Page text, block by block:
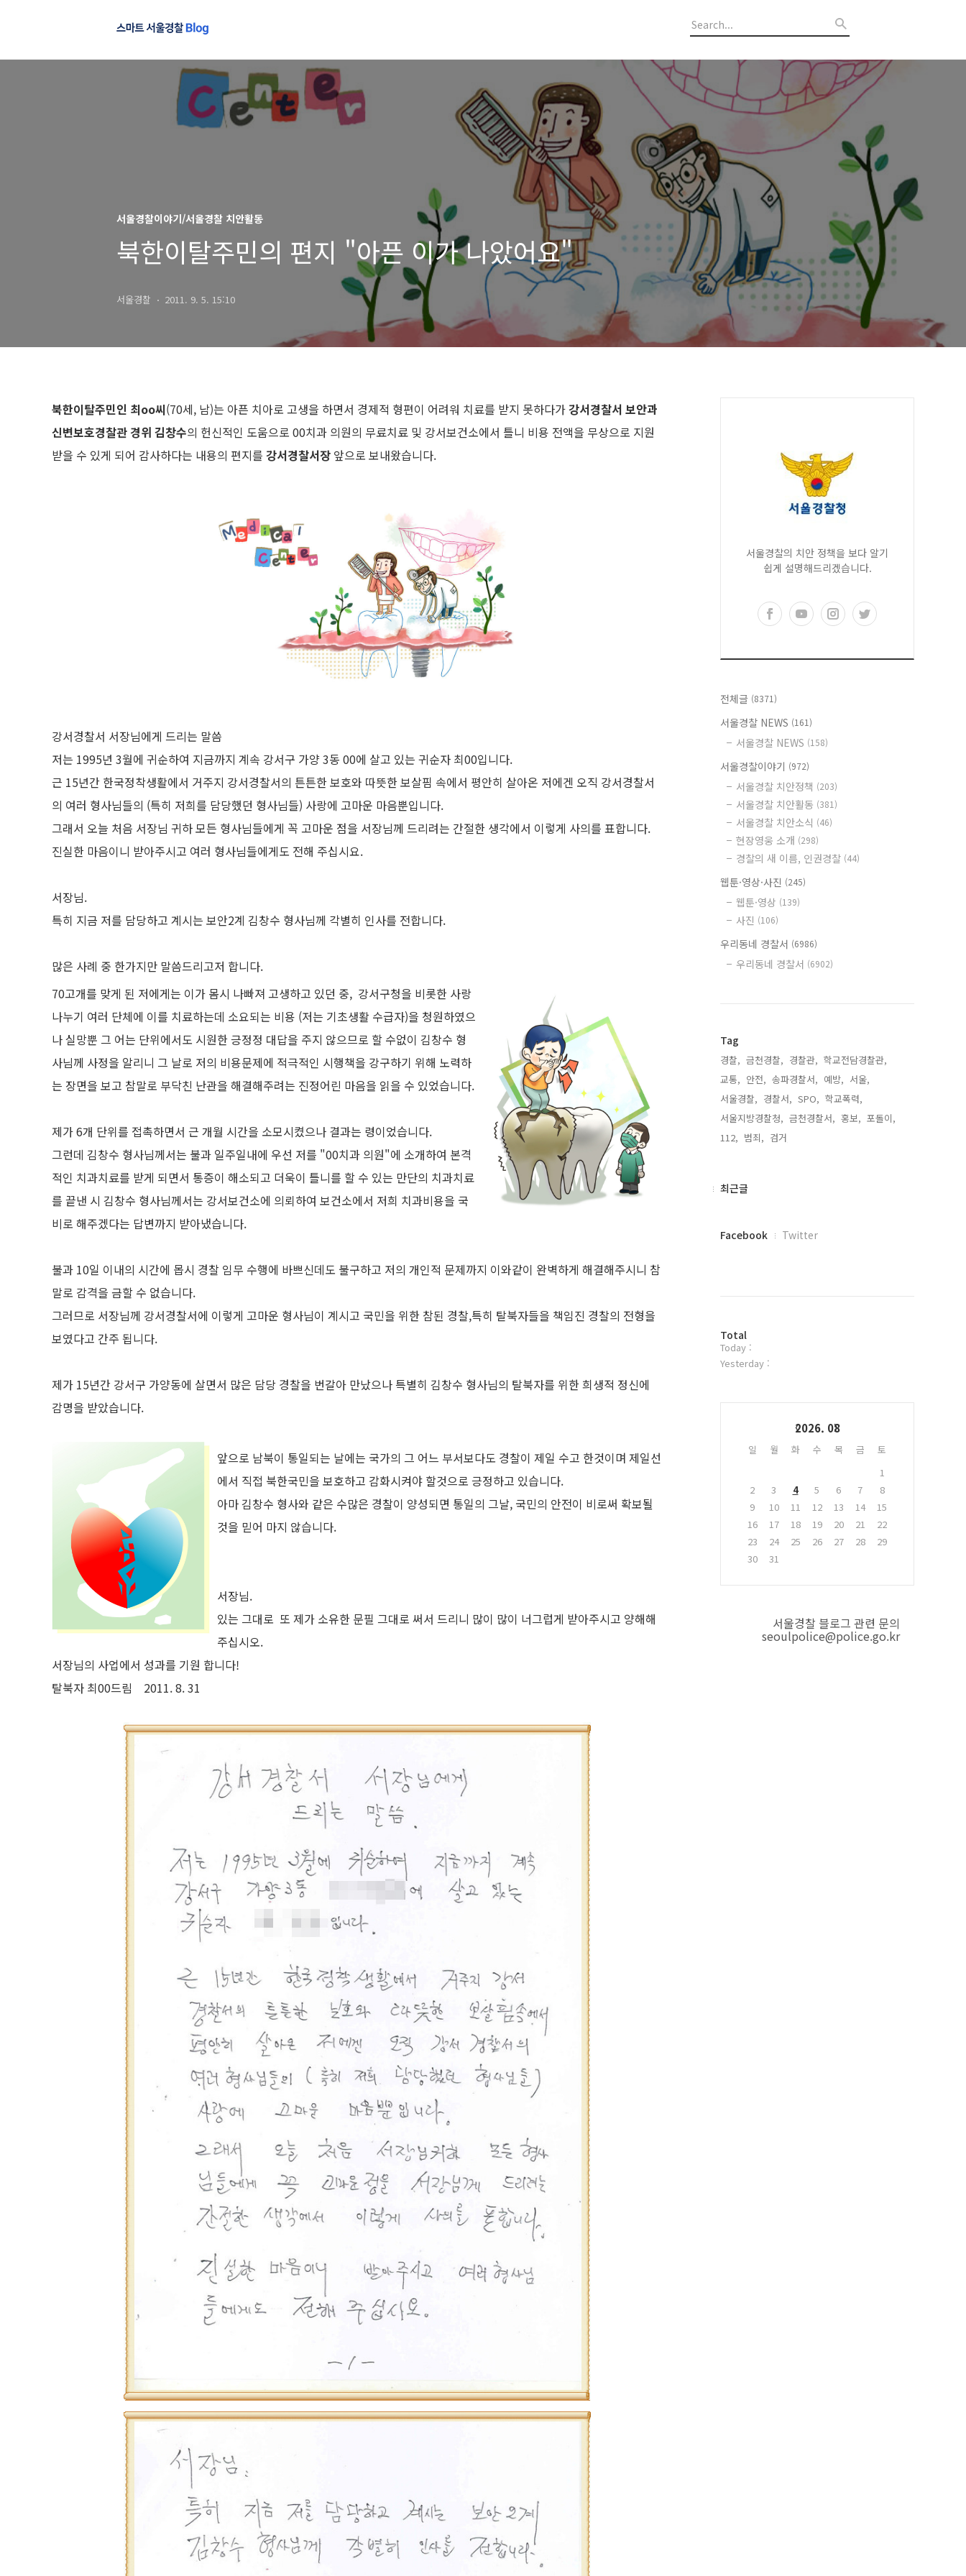
서울경찰이야기/서울경찰 치안활동
북한이탈주민의 편지 "아픈 이가 나았어요"
서울경찰 2011. 9. 5. 15:10
북한이탈주민인 최oo씨(70세, 남)는 아픈 치아로 고생을 하면서 경제적 형편이 어려워 치료를 받지 못하다가 강서경찰서 보안과
신변보호경찰관 경위 김창수의 헌신적인 도움으로 00치과 의원의 무료치료 및 강서보건소에서 틀니 비용 전액을 무상으로 지원
받을 수 있게 되어 감사하다는 내용의 편지를 강서경찰서장 앞으로 보내왔습니다.
강서경찰서 서장님에게 드리는 말씀
저는 1995년 3월에 귀순하여 지금까지 계속 강서구 가양 3동 00에 살고 있는 귀순자 최00입니다.
근 15년간 한국정착생활에서 거주지 강서경찰서의 튼튼한 보호와 따뜻한 보살핌 속에서 평안히 살아온 저에겐 오직 강서경찰서
의 여러 형사님들의 (특히 저희를 담당했던 형사님들) 사랑에 고마운 마음뿐입니다.
그래서 오늘 처음 서장님 귀하 모든 형사님들에게 꼭 고마운 점을 서장님께 드리려는 간절한 생각에서 이렇게 사의를 표합니다.
진실한 마음이니 받아주시고 여러 형사님들에게도 전해 주십시요.
서장님.
특히 지금 저를 담당하고 계시는 보안2계 김창수 형사님께 각별히 인사를 전합니다.
많은 사례 중 한가지만 말씀드리고저 합니다.
70고개를 맞게 된 저에게는 이가 몸시 나빠져 고생하고 있던 중, 강서구청을 비롯한 사랑
나누기 여러 단체에 이를 치료하는데 소요되는 비용 (저는 기초생활 수급자)을 청원하였으
나 실망뿐 그 어는 단위에서도 시원한 긍정정 대답을 주지 않으므로 할 수없이 김창수 형
사님께 사정을 알리니 그 날로 저의 비용문제에 적극적인 시행책을 강구하기 위해 노력하
는 장면을 보고 참말로 부닥친 난관을 해결해주려는 진정어린 마음을 읽을 수 있었습니다.
제가 6개 단위를 접촉하면서 근 개월 시간을 소모시켰으나 결과는 령이었습니다.
그런데 김창수 형사님께서는 불과 일주일내에 우선 저를 "00치과 의원"에 소개하여 본격
적인 치과치료를 받게 되면서 통증이 해소되고 더욱이 틀니를 할 수 있는 만단의 치과치료
를 끝낸 시 김창수 형사님께서는 강서보건소에 의뢰하여 보건소에서 저희 치과비용을 국
비로 해주겠다는 답변까지 받아냈습니다.
불과 10일 이내의 시간에 몹시 경찰 임무 수행에 바쁘신데도 불구하고 저의 개인적 문제까지 이와같이 완벽하게 해결해주시니 참
말로 감격을 금할 수 없습니다.
그러므로 서장님께 강서경찰서에 이렇게 고마운 형사님이 계시고 국민을 위한 참된 경찰,특히 탈북자들을 책임진 경찰의 전형을
보였다고 간주 됩니다.
제가 15년간 강서구 가양동에 살면서 많은 담당 경찰을 번갈아 만났으나 특별히 김창수 형사님의 탈북자를 위한 희생적 정신에
감명을 받았습니다.
앞으로 남북이 통일되는 날에는 국가의 그 어느 부서보다도 경찰이 제일 수고 한것이며 제일선
에서 직접 북한국민을 보호하고 감화시켜야 할것으로 긍정하고 있습니다.
아마 김창수 형사와 같은 수많은 경찰이 양성되면 통일의 그날, 국민의 안전이 비로써 확보될
것을 믿어 마지 않습니다.
서장님.
있는 그대로 또 제가 소유한 문필 그대로 써서 드리니 많이 많이 너그럽게 받아주시고 양해해
주십시오.
서장님의 사업에서 성과를 기원 합니다!
탈북자 최00드림 2011. 8. 31
서울경찰의 치안 정책을 보다 알기
쉽게 설명해드리겠습니다.
전체글 (8371)
서울경찰 NEWS (161)
서울경찰 NEWS (158)
서울경찰이야기 (972)
서울경찰 치안정책 (203)
서울경찰 치안활동 (381)
서울경찰 치안소식 (46)
현장영웅 소개 (298)
경찰의 새 이름, 인권경찰 (44)
웹툰·영상·사진 (245)
웹툰·영상 (139)
사진 (106)
우리동네 경찰서 (6986)
우리동네 경찰서 (6902)
Tag
경찰, 금천경찰, 경찰관, 학교전담경찰관,
교통, 안전, 송파경찰서, 예방, 서울,
서울경찰, 경찰서, SPO, 학교폭력,
서울지방경찰청, 금천경찰서, 홍보, 포돌이,
112, 범죄, 검거,
최
최근글
페
플
러
그
Facebook Twitter
방
문
자
Total
Today :
Yesterday :
2026. 08
일 월 화 수 목 금
토
1
2
3 4 5 6 7
8
9
10 11 12 13 14
15
16
17 18 19 20 21
22
23
24 25 26 27 28
29
30
31
서울경찰 블로그 관련 문의
seoulpolice@police.go.kr